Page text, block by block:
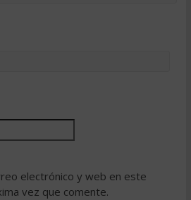
electrónico y web en este
vez que comente.